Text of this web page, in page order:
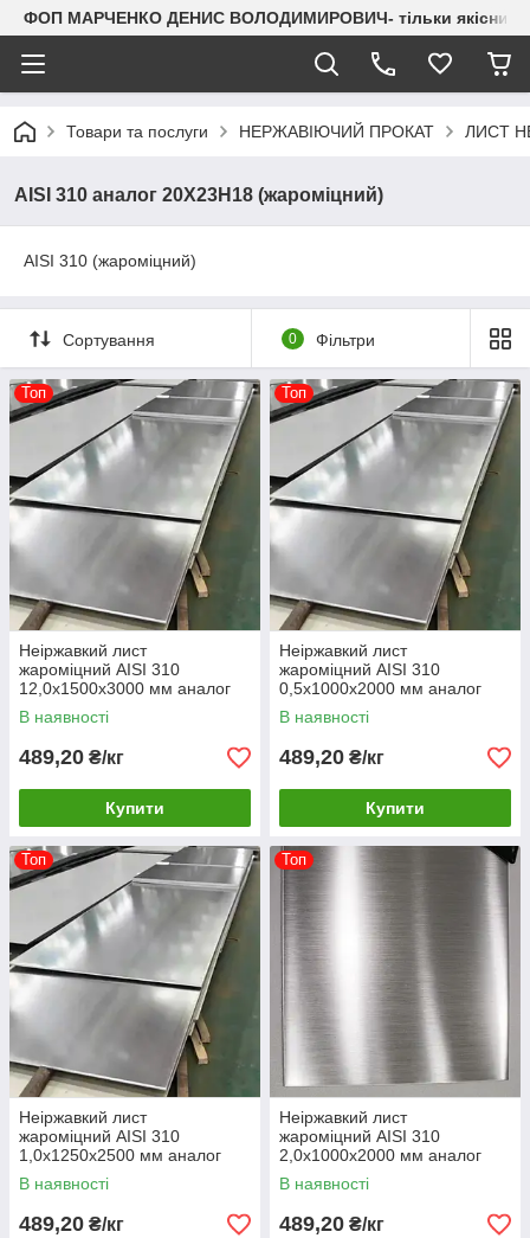
ФОП МАРЧЕНКО ДЕНИС ВОЛОДИМИРОВИЧ- тільки якісний
Товари та послуги НЕРЖАВІЮЧИЙ ПРОКАТ ЛИСТ
AISI 310 аналог 20Х23Н18 (жароміцний)
AISI 310 (жароміцний)
Сортування 0 Фільтри
Топ
Неіржавкий лист
жароміцний AISI 310
12,0х1500х3000 мм аналог
20х23Н18
В наявності
489,20 ₴/кг
Купити
Топ
Неіржавкий лист
жароміцний AISI 310
0,5х1000х2000 мм аналог
20х23Н18
В наявності
489,20 ₴/кг
Купити
Топ
Неіржавкий лист
жароміцний AISI 310
1,0х1250х2500 мм аналог
20х23Н18
В наявності
489,20 ₴/кг
Топ
Неіржавкий лист
жароміцний AISI 310
2,0х1000х2000 мм аналог
20х23Н18
В наявності
489,20 ₴/кг